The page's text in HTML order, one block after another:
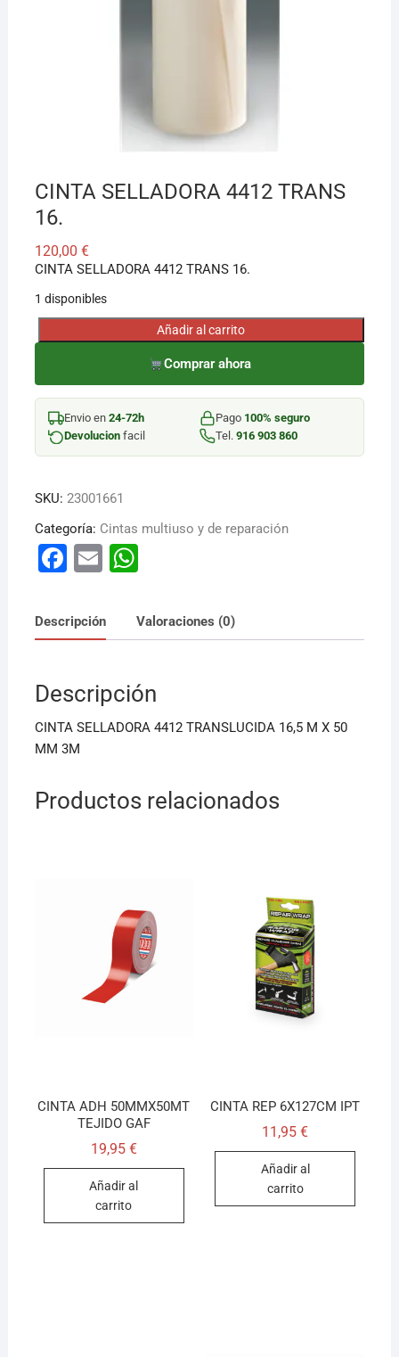
CINTA SELLADORA 4412 TRANS
16.
120,00 €
CINTA SELLADORA 4412 TRANS 16.
1 disponibles
CINTA
4412
TRANS
16.
cantidad
Añadir al carrito
Comprar ahora
Envio en 24-72h Pago 100% seguro
Devolucionfacil Tel. 916 903 860
SKU: 23001661
Categoría: Cintas multiuso y de reparación
F
c
e
o
o
k
E
ai
l
W
at
s
p
p
Descripción Valoraciones (0)
Descripción
CINTA SELLADORA 4412 TRANSLUCIDA 16,5 M X 50
MM 3M
Productos relacionados
CINTA ADH 50MMX50MT
TEJIDO GAF
19,95 €
Añadir al
carrito
CINTA REP 6X127CM IPT
11,95€
Añadir al
carrito
Cuéntame qué necesitas y te ayudo a encontrarlo,